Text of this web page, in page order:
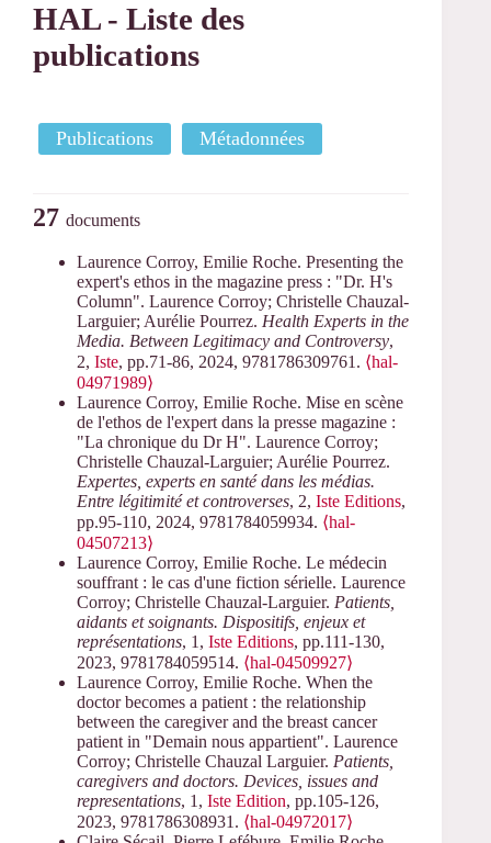
HAL - Liste des
publications
Publications Métadonnées
27 documents
Laurence Corroy, Emilie Roche. Presenting the
expert's ethos in the magazine press : "Dr. H's
Column". Laurence Corroy; Christelle Chauzal-
Larguier; Aurélie Pourrez. Health Experts in the
Media. Between Legitimacy and Controversy,
2, Iste, pp.71-86, 2024, 9781786309761. ⟨hal-
04971989⟩
Laurence Corroy, Emilie Roche. Mise en scène
de l'ethos de l'expert dans la presse magazine :
"La chronique du Dr H". Laurence Corroy;
Christelle Chauzal-Larguier; Aurélie Pourrez.
Expertes, experts en santé dans les médias.
Entre légitimité et controverses, 2, Iste Editions,
pp.95-110, 2024, 9781784059934. ⟨hal-
04507213⟩
Laurence Corroy, Emilie Roche. Le médecin
souffrant : le cas d'une fiction sérielle. Laurence
Corroy; Christelle Chauzal-Larguier. Patients,
aidants et soignants. Dispositifs, enjeux et
représentations, 1, Iste Editions, pp.111-130,
2023, 9781784059514. ⟨hal-04509927⟩
Laurence Corroy, Emilie Roche. When the
doctor becomes a patient : the relationship
between the caregiver and the breast cancer
patient in "Demain nous appartient". Laurence
Corroy; Christelle Chauzal Larguier. Patients,
caregivers and doctors. Devices, issues and
representations, 1, Iste Edition, pp.105-126,
2023, 9781786308931. ⟨hal-04972017⟩